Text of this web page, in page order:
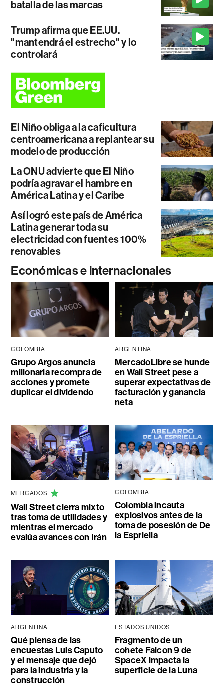
batalla de las marcas
Trump afirma que EE.UU.
"mantendrá el estrecho" y lo
controlará
El Niño obliga a la caficultura
centroamericana a replantear su
modelo de producción
La ONU advierte que El Niño
podría agravar el hambre en
América Latina y el Caribe
Así logró este país de América
Latina generar toda su
electricidad con fuentes 100%
renovables
Económicas e internacionales
COLOMBIA
Grupo Argos anuncia
millonaria recompra de
acciones y promete
duplicar el dividendo
ARGENTINA
MercadoLibre se hunde
en Wall Street pese a
superar expectativas de
facturación y ganancia
neta
MERCADOS
Wall Street cierra mixto
tras toma de utilidades y
mientras el mercado
evalúa avances con Irán
COLOMBIA
Colombia incauta
explosivos antes de la
toma de posesión de De
la Espriella
ARGENTINA
Qué piensa de las
encuestas Luis Caputo
y el mensaje que dejó
para la industria y la
construcción
ESTADOS UNIDOS
Fragmento de un
cohete Falcon 9 de
SpaceX impacta la
superficie de la Luna